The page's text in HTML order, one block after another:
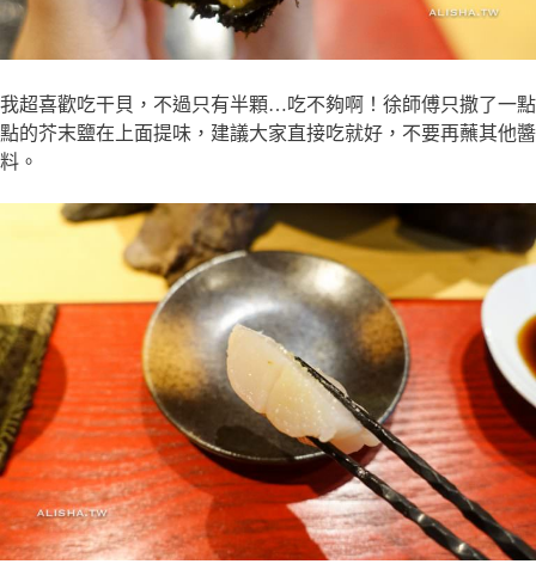
我超喜歡吃干貝，不過只有半顆…吃不夠啊！徐師傅只撒了一點
點的芥末鹽在上面提味，建議大家直接吃就好，不要再蘸其他醬
料。